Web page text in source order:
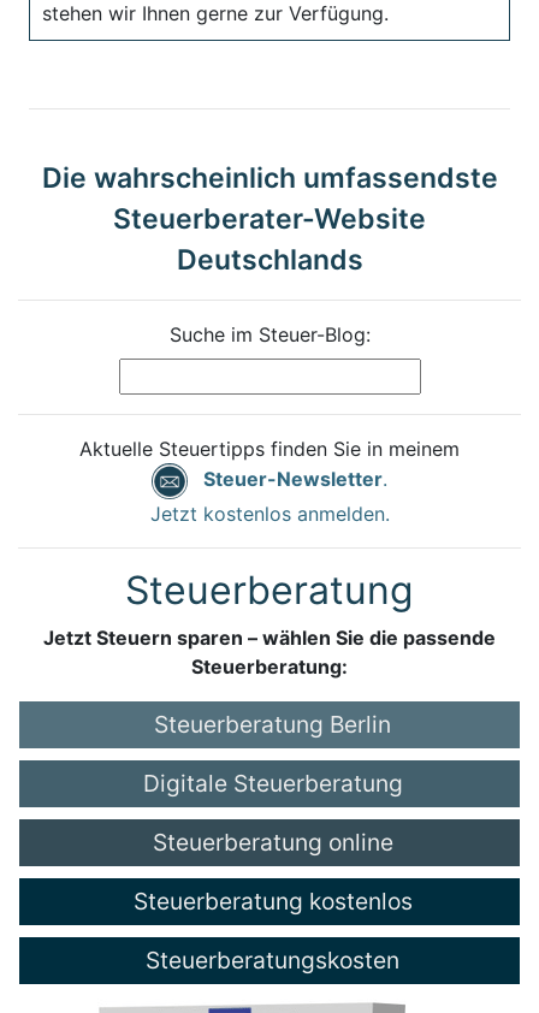
stehen wir Ihnen gerne zur Verfügung.
Die wahrscheinlich umfassendste
Steuerberater-Website
Deutschlands
Suche im Steuer-Blog:
Aktuelle Steuertipps finden Sie in meinem
Steuer-Newsletter.
Jetzt kostenlos anmelden.
Steuerberatung
Jetzt Steuern sparen – wählen Sie die passende
Steuerberatung:
Steuerberatung Berlin
Digitale Steuerberatung
Steuerberatung online
Steuerberatung kostenlos
Steuerberatungskosten